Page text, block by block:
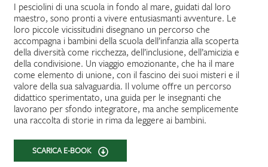
I pesciolini di una scuola in fondo al mare, guidati dal loro
maestro, sono pronti a vivere entusiasmanti avventure. Le
loro piccole vicissitudini disegnano un percorso che
accompagna i bambini della scuola dell’infanzia alla scoperta
della diversità come ricchezza, dell’inclusione, dell’amicizia e
della condivisione. Un viaggio emozionante, che ha il mare
come elemento di unione, con il fascino dei suoi misteri e il
valore della sua salvaguardia. Il volume offre un percorso
didattico sperimentato, una guida per le insegnanti che
lavorano per sfondo integratore, ma anche semplicemente
una raccolta di storie in rima da leggere ai bambini.
SCARICA E-BOOK